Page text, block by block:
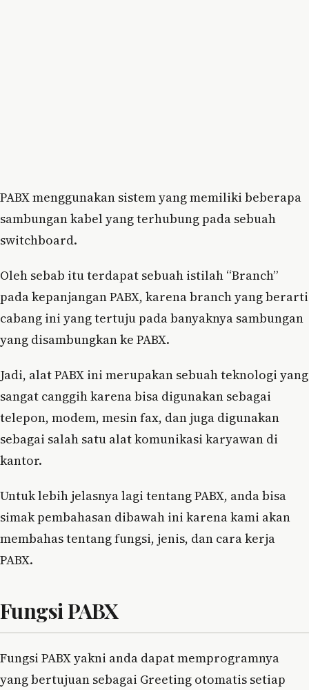
PABX menggunakan sistem yang memiliki beberapa
sambungan kabel yang terhubung pada sebuah
switchboard.
Oleh sebab itu terdapat sebuah istilah “Branch”
pada kepanjangan PABX, karena branch yang berarti
cabang ini yang tertuju pada banyaknya sambungan
yang disambungkan ke PABX.
Jadi, alat PABX ini merupakan sebuah teknologi yang
sangat canggih karena bisa digunakan sebagai
telepon, modem, mesin fax, dan juga digunakan
sebagai salah satu alat komunikasi karyawan di
kantor.
Untuk lebih jelasnya lagi tentang PABX, anda bisa
simak pembahasan dibawah ini karena kami akan
membahas tentang fungsi, jenis, dan cara kerja
PABX.
Fungsi PABX
Fungsi PABX yakni anda dapat memprogramnya
yang bertujuan sebagai Greeting otomatis setiap